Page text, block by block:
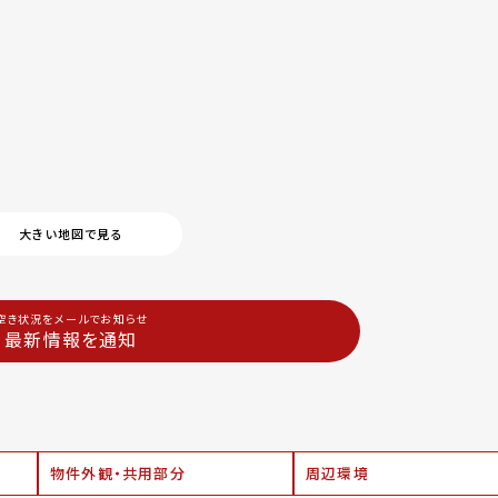
大きい地図で見る
き状況をメールでお知らせ
最新情報を通知
物件外観・共用部分 周辺環境